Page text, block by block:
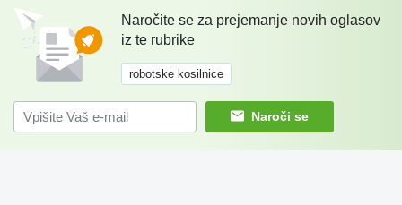
Naročite se za prejemanje novih oglasov
iz te rubrike
robotske kosilnice
Naroči se